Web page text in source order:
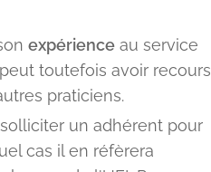
expérience au service
toutefois avoir recours
praticiens.
un adhérent pour
cas il en réfèrera